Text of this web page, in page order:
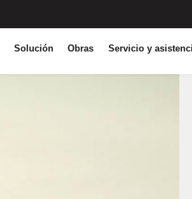
Solución Obras Servicio y